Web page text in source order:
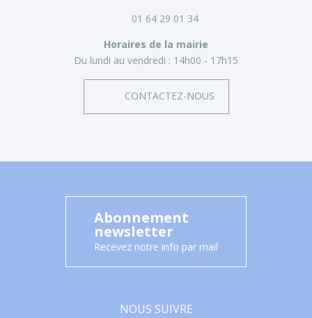
01 64 29 01 34
Horaires de la mairie
Du lundi au vendredi : 14h00 - 17h15
CONTACTEZ-NOUS
Abonnement
newsletter
Recevez notre info par mail
NOUS SUIVRE